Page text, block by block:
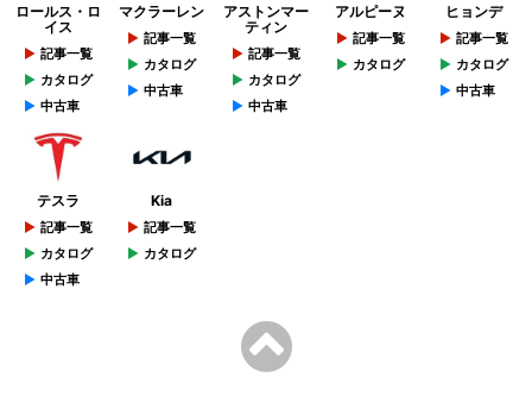
ロールス・ロ
イス
記事一覧
カタログ
中古車
マクラーレン
記事一覧
カタログ
中古車
アストンマー
ティン
記事一覧
カタログ
中古車
アルピーヌ
記事一覧
カタログ
ヒョンデ
記事一覧
カタログ
中古車
テスラ
記事一覧
カタログ
中古車
Kia
記事一覧
カタログ